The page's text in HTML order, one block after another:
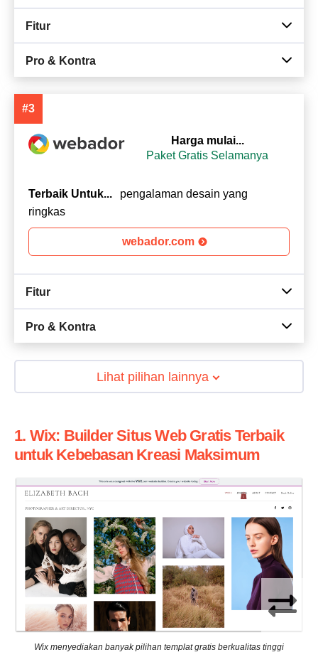
Fitur
Pro & Kontra
#3
Harga mulai...
Paket Gratis Selamanya
Terbaik Untuk...
pengalaman desain yang
ringkas
webador.com
Fitur
Pro & Kontra
Lihat pilihan lainnya
1. Wix: Builder Situs Web Gratis Terbaik
untuk Kebebasan Kreasi Maksimum
Wix menyediakan banyak pilihan templat gratis berkualitas tinggi